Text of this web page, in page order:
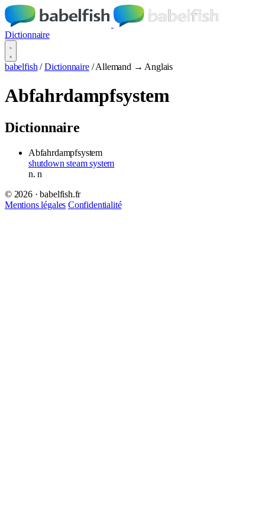
Dictionnaire
babelfish / Dictionnaire / Allemand → Anglais
Abfahrdampfsystem
Dictionnaire
Abfahrdampfsystem
shutdown steam system
n.n
© 2026 · babelfish.fr
Mentions légales Confidentialité